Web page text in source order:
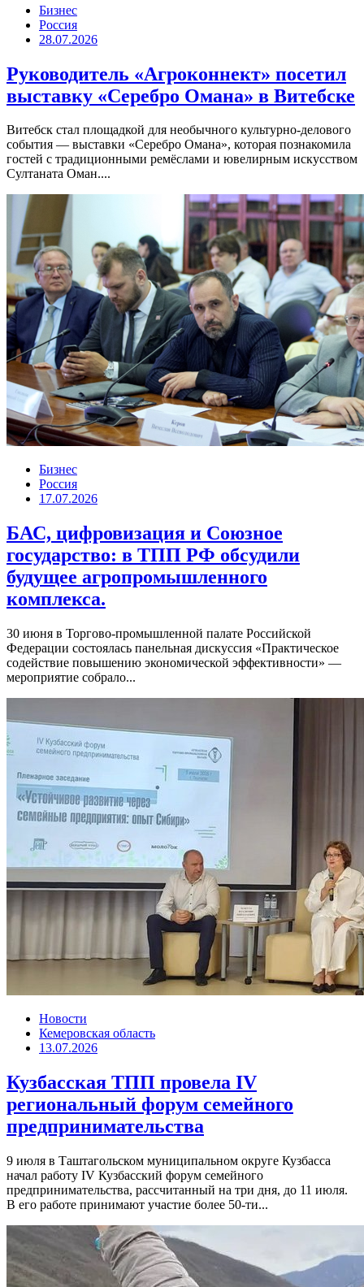
Бизнес
Россия
28.07.2026
Руководитель «Агроконнект» посетил
выставку «Серебро Омана» в Витебске
Витебск стал площадкой для необычного культурно-делового
события — выставки «Серебро Омана», которая познакомила
гостей с традиционными ремёслами и ювелирным искусством
Султаната Оман....
Бизнес
Россия
17.07.2026
БАС, цифровизация и Союзное
государство: в ТПП РФ обсудили
будущее агропромышленного
комплекса.
30 июня в Торгово-промышленной палате Российской
Федерации состоялась панельная дискуссия «Практическое
содействие повышению экономической эффективности» —
мероприятие собрало...
Новости
Кемеровская область
13.07.2026
Кузбасская ТПП провела IV
региональный форум семейного
предпринимательства
9 июля в Таштагольском муниципальном округе Кузбасса
начал работу IV Кузбасский форум семейного
предпринимательства, рассчитанный на три дня, до 11 июля.
В его работе принимают участие более 50-ти...